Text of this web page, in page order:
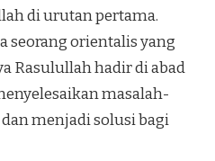
di urutan pertama.
seorang orientalis yang
Rasulullah hadir di abad
masalah-
menjadi solusi bagi